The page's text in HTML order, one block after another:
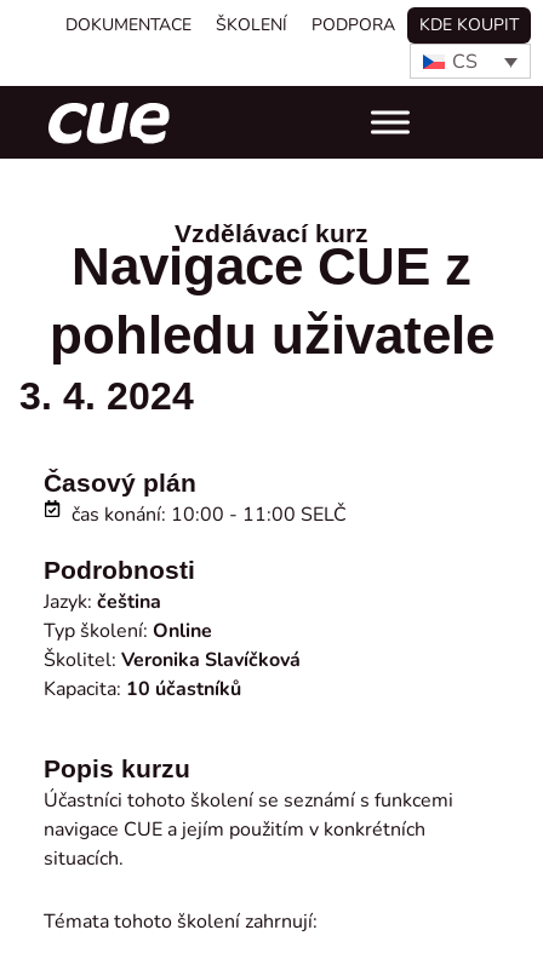
DOKUMENTACE ŠKOLENÍ PODPORA KDE KOUPIT
CS
Vzdělávací kurz
Navigace CUE z
pohledu uživatele
3. 4. 2024
Časový plán
čas konání: 10:00 - 11:00 SELČ
Podrobnosti
Jazyk: čeština
Typ školení: Online
Školitel: Veronika Slavíčková
Kapacita: 10 účastníků
Popis kurzu
Účastníci tohoto školení se seznámí s funkcemi
navigace CUE a jejím použitím v konkrétních
situacích.
Témata tohoto školení zahrnují: